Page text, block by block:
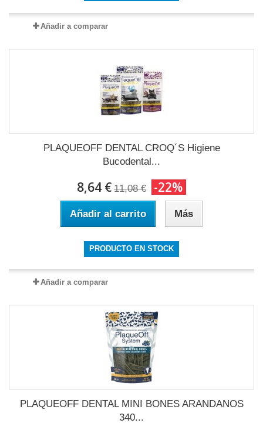
Añadir a comparar
PLAQUEOFF DENTAL CROQ´S Higiene
Bucodental...
8,64 € 11,08 € -22%
Añadir al carrito Más
PRODUCTO EN STOCK
Añadir a comparar
PLAQUEOFF DENTAL MINI BONES ARANDANOS
340...